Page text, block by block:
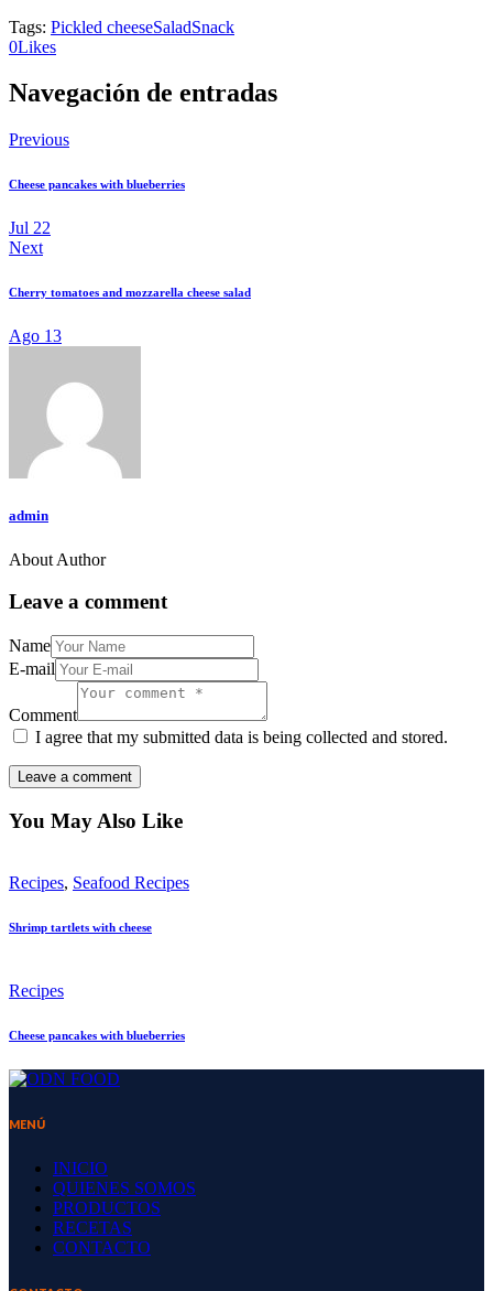
Tags: Pickled cheeseSaladSnack
0Likes
Navegación de entradas
Previous
Cheese pancakes with blueberries
Jul 22
Next
Cherry tomatoes and mozzarella cheese salad
Ago 13
admin
About Author
Leave a comment
Name
E-mail
Comment
I agree that my submitted data is being collected and stored.
You May Also Like
Recipes, Seafood Recipes
Shrimp tartlets with cheese
Recipes
Cheese pancakes with blueberries
MENÚ
INICIO
QUIENES SOMOS
PRODUCTOS
RECETAS
CONTACTO